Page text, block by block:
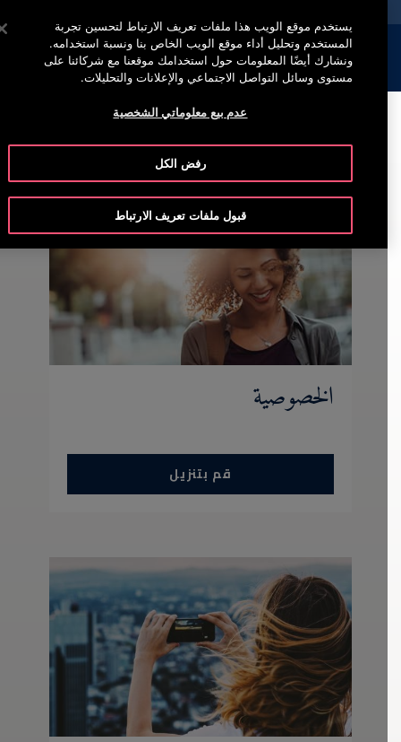
إبحث القائمة
الخصوصية
قم بتنزيل
يستخدم موقع الويب هذا ملفات تعريف الارتباط لتحسين تجربة
المستخدم وتحليل أداء موقع الويب الخاص بنا ونسبة استخدامه.
ونشارك أيضًا المعلومات حول استخدامك موقعنا مع شركائنا على
مستوى وسائل التواصل الاجتماعي والإعلانات والتحليلات.
عدم بيع معلوماتي الشخصية
رفض الكل
قبول ملفات تعريف الارتباط